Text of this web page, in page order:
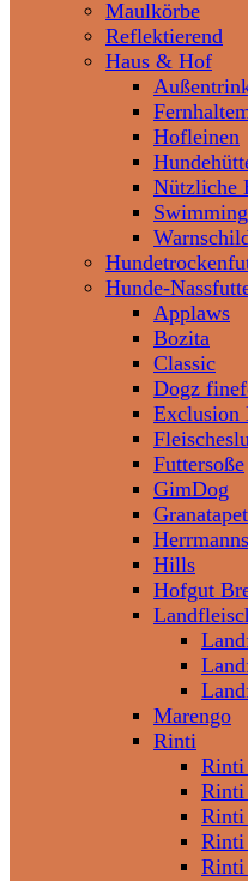
Maulkörbe
Reflektierend
Haus & Hof
Hofleinen
Nützliche
Hunde-
Applaws
Bozita
Classic
Dogz
Exclusion
Futtersoße
GimDog
Granatapet
Herrmanns
Hills
Hofgut
Marengo
Rinti
Rinti
Rinti
Rinti
Rinti